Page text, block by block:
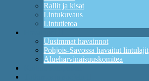
Rallit ja kisat
Lintukuvaus
Lintutietoa
Uusimmat havainnot
Pohjois-Savossa havaitut lintulajit
Alueharvinaisuuskomitea